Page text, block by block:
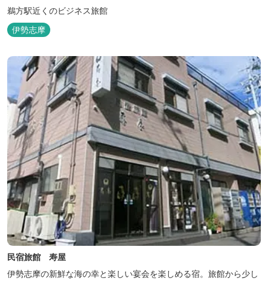
鵜方駅近くのビジネス旅館
伊勢志摩
民宿旅館 寿屋
伊勢志摩の新鮮な海の幸と楽しい宴会を楽しめる宿。旅館から少し